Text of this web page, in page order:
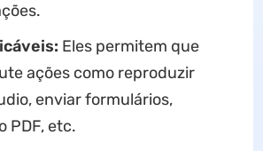
Eles permitem que
ações como reproduzir
enviar formulários,
PDF, etc.